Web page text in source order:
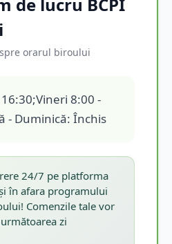
orarul biroului
8:00 -
- Duminică: Închis
24/7 pe platforma
în afara programului
Comenzile tale vor
zi